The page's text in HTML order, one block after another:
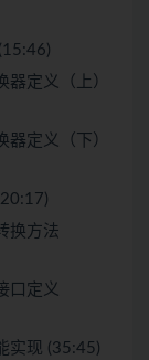
定义（上）
定义（下）
换方法
口定义
实现 (35:45)